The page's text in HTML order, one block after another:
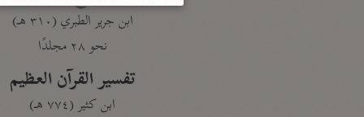
ابن جرير الطبري (٣١٠ هـ)
نحو ٢٨ مجلدًا
تفسير القرآن العظيم
ابن كثير (٧٧٤ هـ)